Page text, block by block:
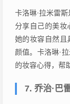
卡洛琳·拉米雷
分享自己的美妆
她的妆容自然且
颜值。卡洛琳·
的妆容心得，帮
7. 乔治·巴